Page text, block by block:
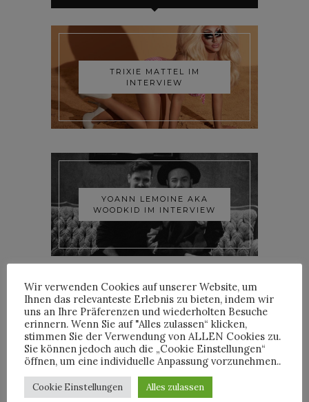
TRIXIE MATTEL IM
INTERVIEW
YOANN LEMOINE AKA
WOODKID IM INTERVIEW
ROOSEVELT IM INTERVIEW
Wir verwenden Cookies auf unserer Website, um
Ihnen das relevanteste Erlebnis zu bieten, indem wir
uns an Ihre Präferenzen und wiederholten Besuche
erinnern. Wenn Sie auf "Alles zulassen“ klicken,
stimmen Sie der Verwendung von ALLEN Cookies zu.
Sie können jedoch auch die „Cookie Einstellungen“
öffnen, um eine individuelle Anpassung vorzunehmen..
Cookie Einstellungen Alles zulassen